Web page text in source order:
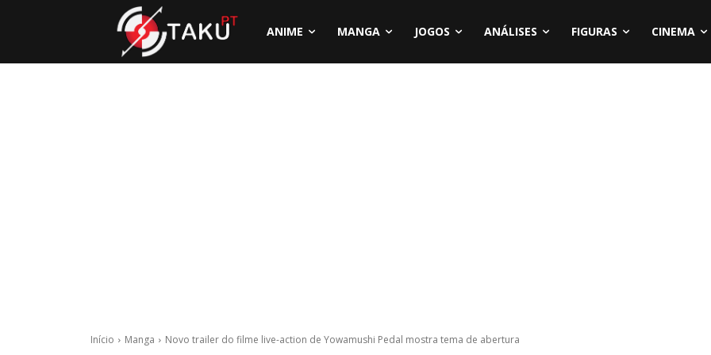
ANIME MANGA JOGOS ANÁLISES FIGURAS CINEMA
Início Manga Novo trailer do filme live-action de Yowamushi Pedal mostra tema de abertura